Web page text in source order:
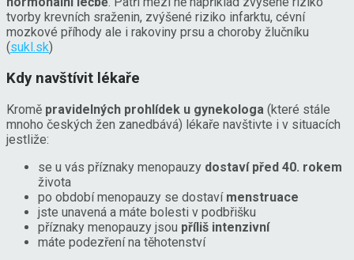
tvorby krevních sraženin, zvýšené riziko infarktu, cévní
mozkové příhody ale i rakoviny prsu a choroby žlučníku
(sukl.sk)
Kdy navštívit lékaře
Kromě pravidelných prohlídek u gynekologa (které stále
mnoho českých žen zanedbává) lékaře navštivte i v situacích
jestliže:
se u vás příznaky menopauzy dostaví před 40. rokem
života
po období menopauzy se dostaví menstruace
jste unavená a máte bolesti v podbřišku
příznaky menopauzy jsou příliš intenzivní
máte podezření na těhotenství